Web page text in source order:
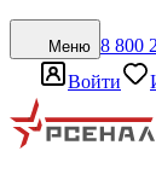
Меню 8 800
Войти